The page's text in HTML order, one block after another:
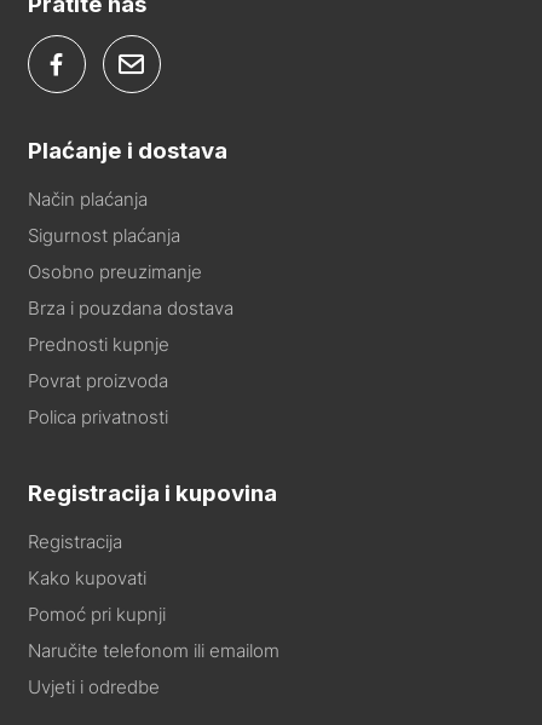
Plaćanje i dostava
Način plaćanja
Sigurnost plaćanja
Osobno preuzimanje
Brza i pouzdana dostava
Prednosti kupnje
Povrat proizvoda
Polica privatnosti
Registracija i kupovina
Registracija
Kako kupovati
Pomoć pri kupnji
Naručite telefonom ili emailom
Uvjeti i odredbe